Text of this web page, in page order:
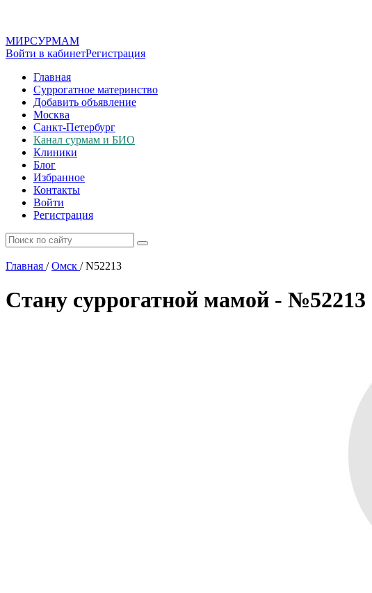
МИРСУРМАМ
Войти в кабинетРегистрация
Главная
Суррогатное материнство
Добавить объявление
Москва
Санкт-Петербург
Канал сурмам и БИО
Клиники
Блог
Избранное
Контакты
Войти
Регистрация
Главная / Омск /N52213
Стану суррогатной мамой - №52213